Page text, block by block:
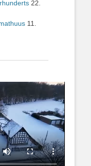
22.
11.